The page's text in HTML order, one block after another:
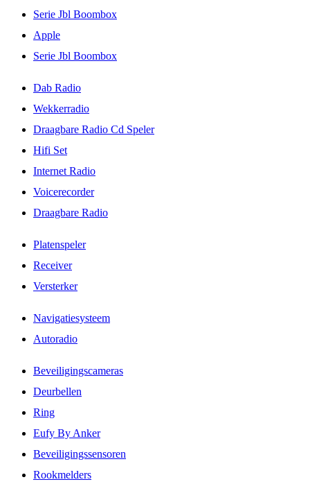
Serie Jbl Boombox
Apple
Serie Jbl Boombox
Dab Radio
Wekkerradio
Draagbare Radio Cd Speler
Hifi Set
Internet Radio
Voicerecorder
Draagbare Radio
Platenspeler
Receiver
Versterker
Navigatiesysteem
Autoradio
Beveiligingscameras
Deurbellen
Ring
Eufy By Anker
Beveiligingssensoren
Rookmelders